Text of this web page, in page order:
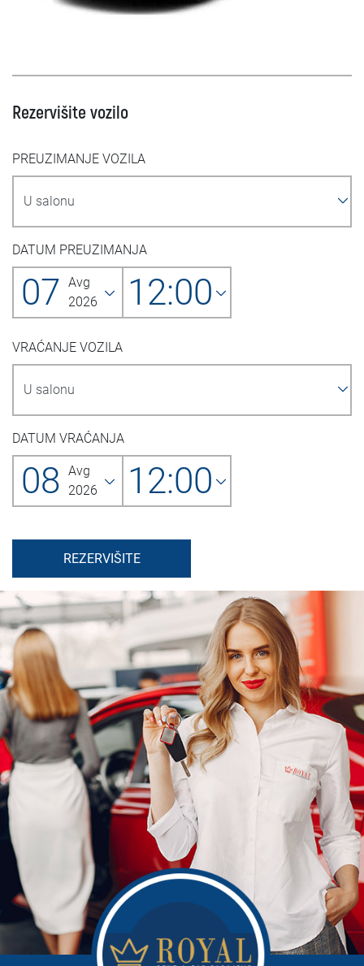
Rezervišite vozilo
PREUZIMANJE VOZILA
DATUM PREUZIMANJA
07 Avg
2026
12:00
VRAĆANJE VOZILA
DATUM VRAĆANJA
08 Avg
2026
12:00
REZERVIŠITE